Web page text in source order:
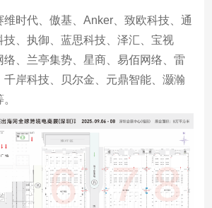
维时代、傲基、Anker、致欧科技、通
技、执御、蓝思科技、泽汇、宝视
络、兰亭集势、星商、易佰网络、雷
千岸科技、贝尔金、元鼎智能、灏瀚